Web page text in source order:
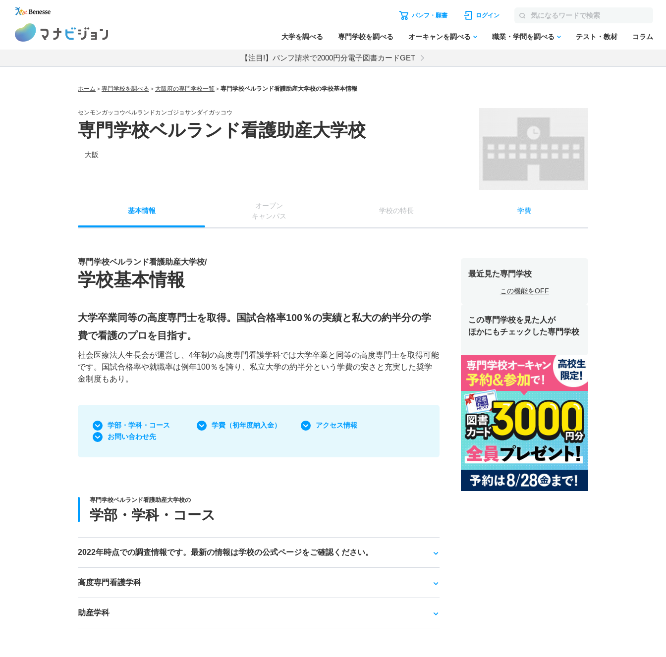
パンフ・願書 ログイン
大学を調べる 専門学校を調べる オーキャンを調べる 職業・学問を調べる テスト・教材 コラム
【注目!】パンフ請求で2000円分電子図書カードGET
ホーム 専門学校を調べる 大阪府の専門学校一覧 専門学校ベルランド看護助産大学校の学校基本情報
センモンガッコウベルランドカンゴジョサンダイガッコウ
専門学校ベルランド看護助産大学校
大阪
基本情報
オープン
キャンパス
学校の特長 学費
専門学校ベルランド看護助産大学校/
学校基本情報
大学卒業同等の高度専門士を取得。国試合格率100％の実績と私大の約半分の学
費で看護のプロを目指す。
社会医療法人生長会が運営し、4年制の高度専門看護学科では大学卒業と同等の高度専門士を取得可能
です。国試合格率や就職率は例年100％を誇り、私立大学の約半分という学費の安さと充実した奨学
金制度もあり。
学部・学科 ・コース 学費 （初年度納入金）
アクセス情報
お問い合わせ先
専門学校ベルランド看護助産大学校の
学部・学科・コース
2022年時点での調査情報です。最新の情報は学校の公式ページをご確認ください。
高度専門看護学科
助産学科
最近見た専門学校
この機能をOFF
この専門学校を見た人が
ほかにもチェックした専門学校